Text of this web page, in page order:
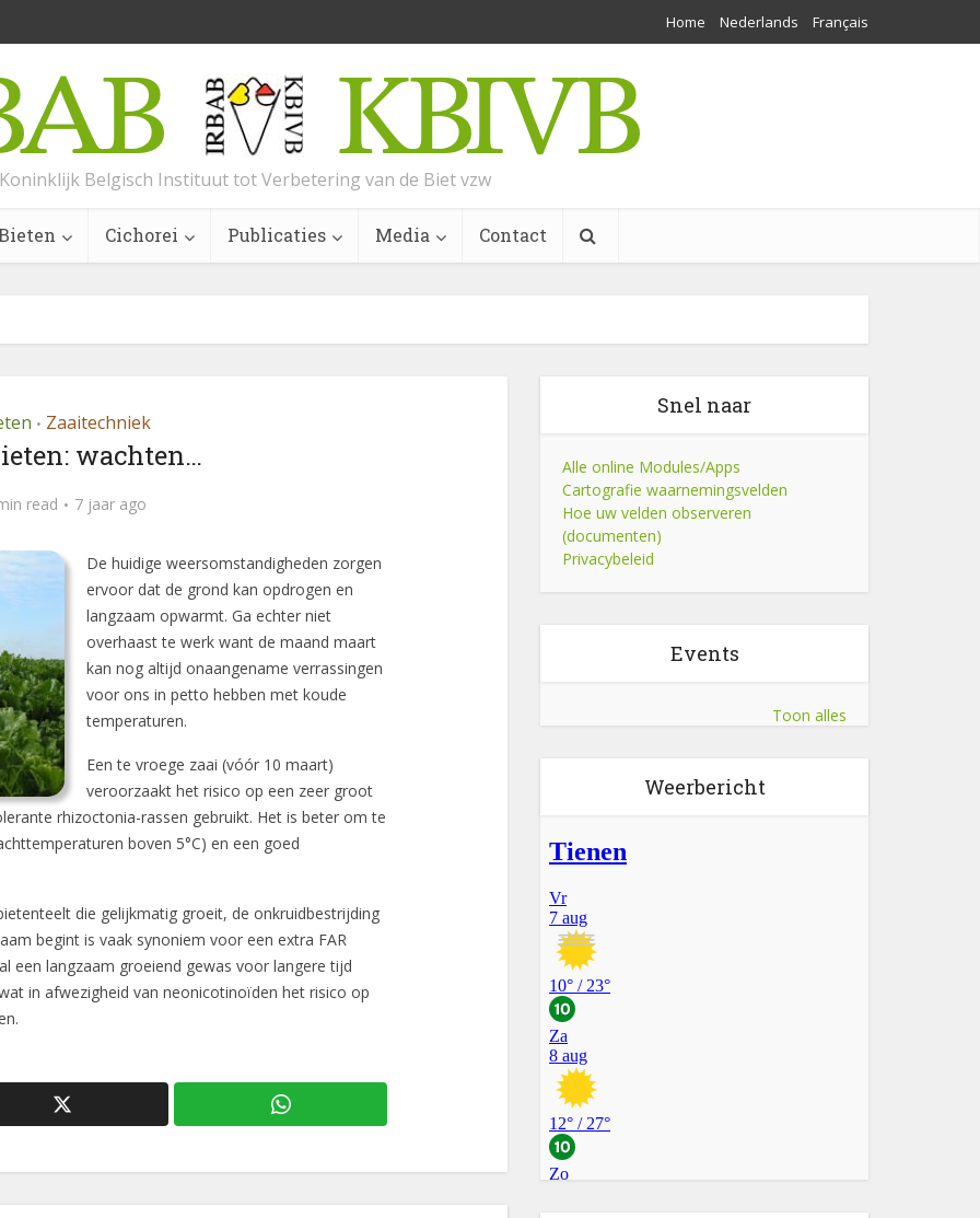
Home Nederlands Français
Koninklijk Belgisch Instituut tot Verbetering van de Biet vzw
Cichorei Publicaties Media Contact
• Zaaitechniek
wachten…
read 7 jaar ago
De huidige weersomstandigheden zorgen
ervoor dat de grond kan opdrogen en
langzaam opwarmt. Ga echter niet
overhaast te werk want de maand maart
kan nog altijd onaangename verrassingen
voor ons in petto hebben met koude
temperaturen.
Een te vroege zaai (vóór 10 maart)
veroorzaakt het risico op een zeer groot
rhizoctonia-rassen gebruikt. Het is beter om te
boven 5°C) en een goed
die gelijkmatig groeit, de onkruidbestrijding
begint is vaak synoniem voor een extra FAR
een langzaam groeiend gewas voor langere tijd
in afwezigheid van neonicotinoïden het risico op
Snel naar
Alle online Modules/Apps
Cartografie waarnemingsvelden
Hoe uw velden observeren
(documenten)
Privacybeleid
Events
Toon alles
Weerbericht